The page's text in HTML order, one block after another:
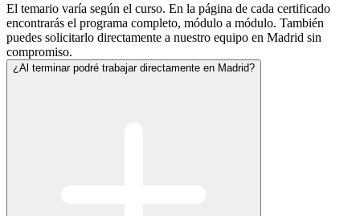
El temario varía según el curso. En la página de cada certificado
encontrarás el programa completo, módulo a módulo. También
puedes solicitarlo directamente a nuestro equipo en Madrid sin
compromiso.
¿Al terminar podré trabajar directamente en Madrid?